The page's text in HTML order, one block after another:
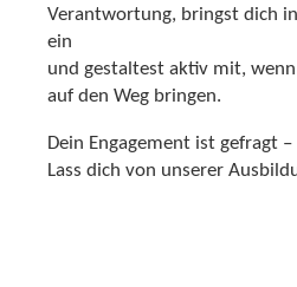
Verantwortung, bringst dich
ein
und gestaltest aktiv mit,
auf den Weg bringen.
Dein Engagement ist gefragt
Lass dich von unserer